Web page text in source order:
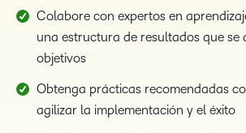
Colabore con expertos en
una estructura de resultados que se
objetivos
Obtenga prácticas recomendadas
agilizar la implementación y el éxito